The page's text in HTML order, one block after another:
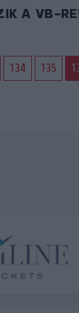
A VB-
134 135